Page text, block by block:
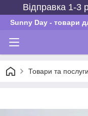
Відправка 1-3
Sunny Day - товари
Товари та послуги